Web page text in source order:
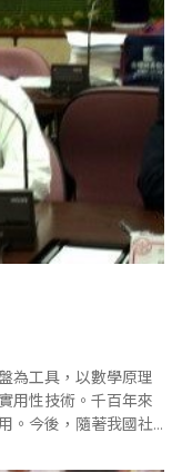
為工具，以數學原理
用性技術。千百年來
。今後，隨著我國社